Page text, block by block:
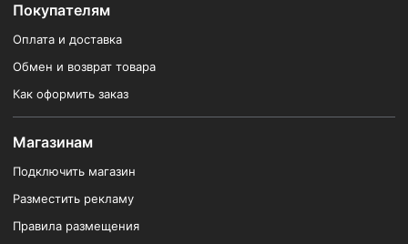
Покупателям
Оплата и доставка
Обмен и возврат товара
Как оформить заказ
Магазинам
Подключить магазин
Разместить рекламу
Правила размещения